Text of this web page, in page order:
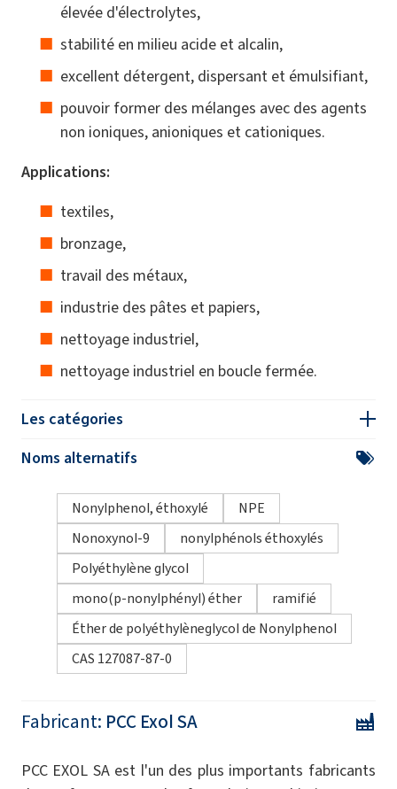
élevée d'électrolytes,
stabilité en milieu acide et alcalin,
excellent détergent, dispersant et émulsifiant,
pouvoir former des mélanges avec des agents
non ioniques, anioniques et cationiques.
Applications:
textiles,
bronzage,
travail des métaux,
industrie des pâtes et papiers,
nettoyage industriel,
nettoyage industriel en boucle fermée.
Les catégories
Noms alternatifs
Nonylphenol, éthoxylé
NPE
Nonoxynol-9
nonylphénols éthoxylés
Polyéthylène glycol
mono(p-nonylphényl) éther
ramifié
Éther de polyéthylèneglycol de Nonylphenol
CAS 127087-87-0
Fabricant: PCC Exol SA
PCC EXOL SA est l'un des plus importants fabricants